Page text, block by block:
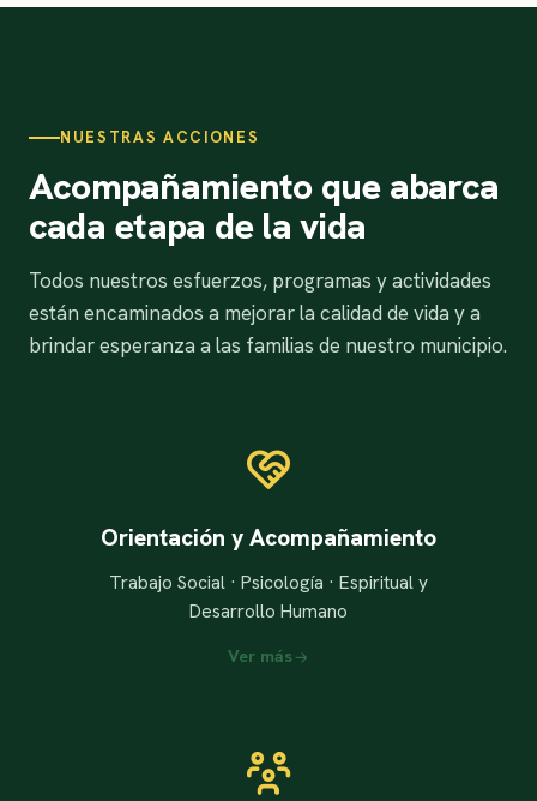
NUESTRAS ACCIONES
Acompañamiento que abarca
cada etapa de la vida
Todos nuestros esfuerzos, programas y actividades
están encaminados a mejorar la calidad de vida y a
brindar esperanza a las familias de nuestro municipio.
Orientación y Acompañamiento
Trabajo Social · Psicología · Espiritual y
Desarrollo Humano
Ver más